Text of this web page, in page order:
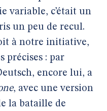
variable, c’était un
un peu de recul.
à notre initiative,
précises : par
encore lui, a
, avec une version
la bataille de